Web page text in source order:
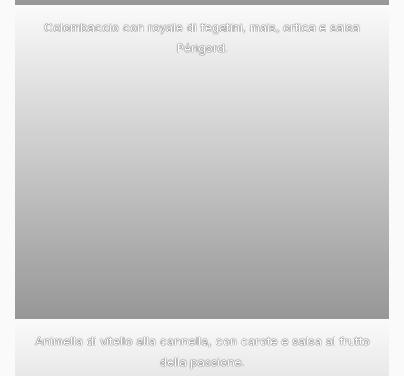
Colombaccio con royale di fegatini, mais, ortica e salsa
Périgord.
Animella di vitello alla cannella, con carote e salsa al frutto
della passione.